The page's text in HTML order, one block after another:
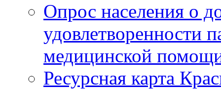
Опрос населения о
удовлетворенности
медицинской
Ресурсная карта